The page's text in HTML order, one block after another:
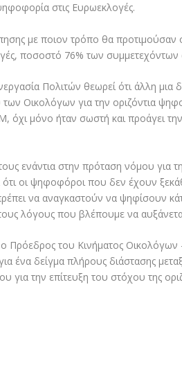
στις Ευρωεκλογές.
με ποιον τρόπο θα προτιμούσαν
ποσοστό 76% των
Πολιτών θεωρεί ότι άλλη μια
Οικολόγων για την οριζόντια
μόνο ήταν σωστή και προάγει την
ενάντια στην πρόταση νόμου για
οι ψηφοφόροι που δεν έχουν
να αναγκαστούν να ψηφίσουν
λόγους που βλέπουμε να
Πρόεδρος του Κινήματος
ένα δείγμα πλήρους διάστασης
για την επίτευξη του στόχου της